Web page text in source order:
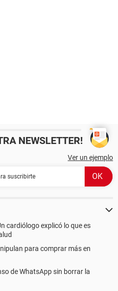
NEWSLETTER!
Ver un ejemplo
cardiólogo explicó lo que es
para comprar más en
de WhatsApp sin borrar la